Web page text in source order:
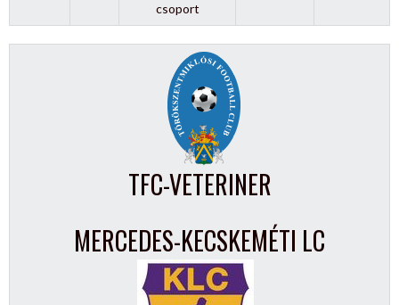
csoport
TFC-VETERINER
MERCEDES-KECSKEMÉTI LC